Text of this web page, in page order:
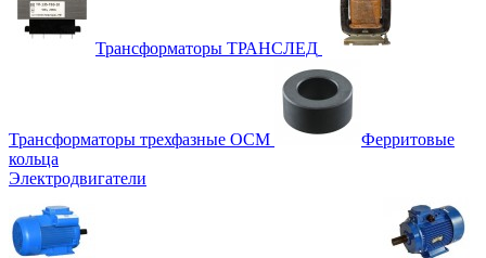
Трансформаторы ТРАНСЛЕД
Трансформаторы трехфазные ОСМ
Ферритовые
кольца
Электродвигатели